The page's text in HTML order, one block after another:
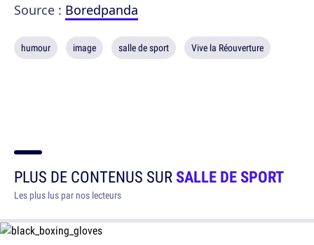
Source : Boredpanda
humour image salle de sport Vive la Réouverture
PLUS DE CONTENUS SURSALLE DE SPORT
Les plus lus par nos lecteurs